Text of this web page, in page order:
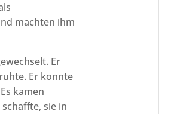
machten ihm
Er
Er konnte
kamen
sie in